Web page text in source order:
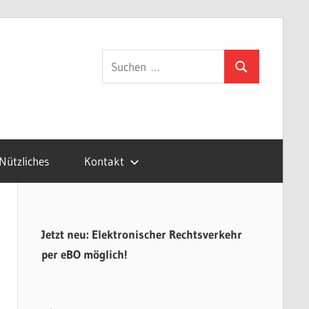
Suchen
nach:
Suchen
Nützliches Kontakt
Jetzt neu: Elektronischer Rechtsverkehr
per eBO möglich!